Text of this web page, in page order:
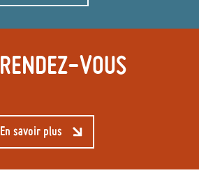
RENDEZ-VOUS
En savoir plus